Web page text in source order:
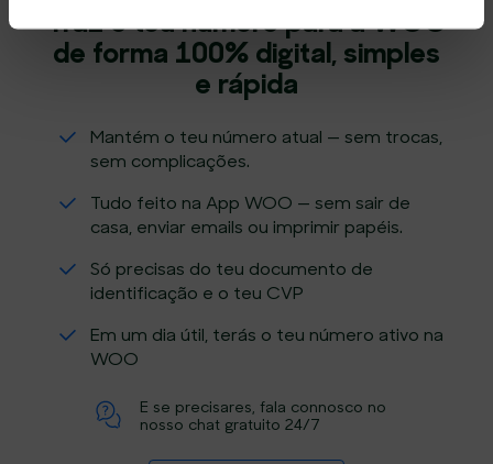
Traz o teu número para a WOO
de forma 100% digital, simples
e rápida
Mantém o teu número atual — sem trocas,
sem complicações.
Tudo feito na App WOO — sem sair de
casa, enviar emails ou imprimir papéis.
Só precisas do teu documento de
identificação e o teu CVP
Em um dia útil, terás o teu número ativo na
WOO
E se precisares, fala connosco no
nosso chat gratuito 24/7